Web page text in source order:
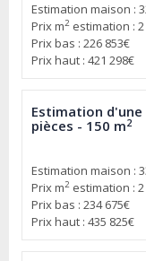
Estimation maison :
Prix m2 estimation :
Prix bas : 226 853€
Prix haut : 421 298€
Estimation d'une
pièces - 150 m2
Estimation maison :
Prix m2 estimation :
Prix bas : 234 675€
Prix haut : 435 825€